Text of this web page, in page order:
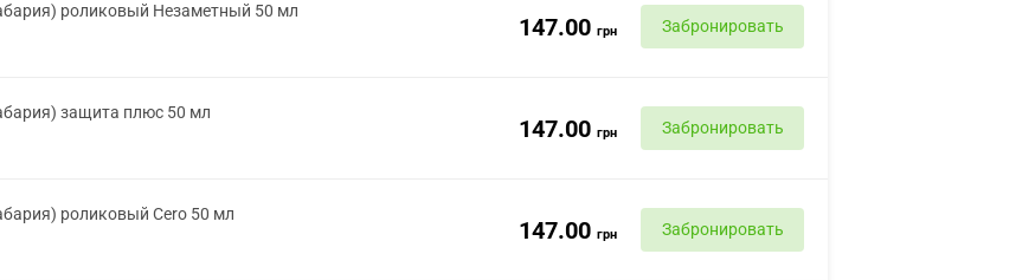
роликовый Незаметный 50 мл
147.00 грн Забронировать
защита плюс 50 мл
147.00 грн Забронировать
роликовый Cero 50 мл
147.00 грн Забронировать